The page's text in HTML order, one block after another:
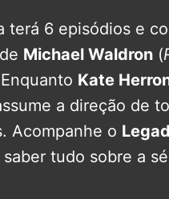
terá 6 episódios e
Michael Waldron (
Kate
a direção de
Acompanhe o
saber tudo sobre a